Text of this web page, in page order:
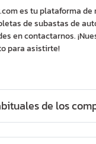
de los
es tu plataforma de
de subastas de
en contactarnos.
para asistirte!